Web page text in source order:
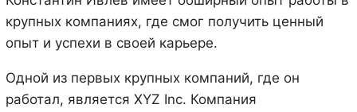
крупных компаниях, где смог получить ценный
опыт и успехи в своей карьере.
Одной из первых крупных компаний, где он
работал, является XYZ Inc. Компания